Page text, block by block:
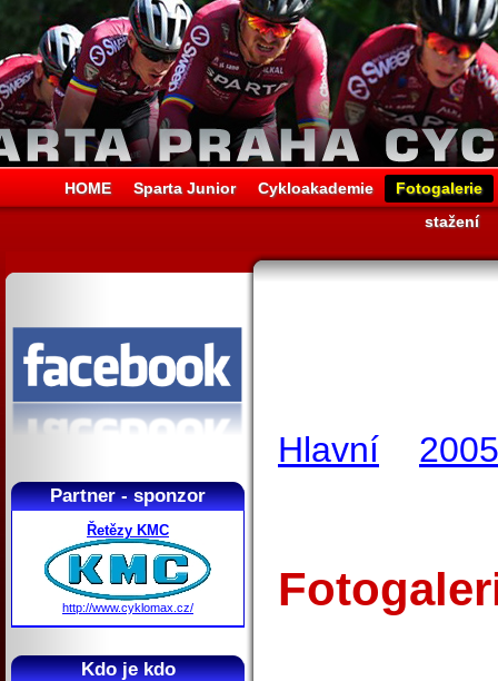
HOME Sparta Junior Cykloakademie
Fotogalerie
stažení
Partner - sponzor
Řetězy KMC
http://www.cyklomax.cz/
Kdo je kdo
Hlavní 2005